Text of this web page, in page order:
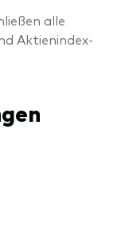
alle
Aktienindex-